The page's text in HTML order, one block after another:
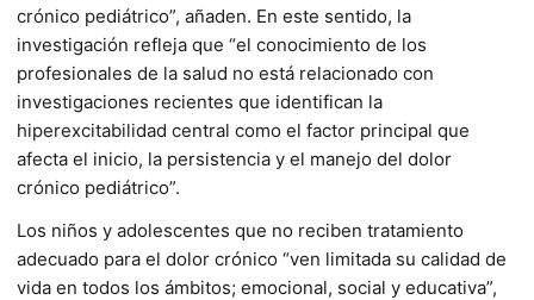
crónico pediátrico”, añaden. En este sentido, la
investigación refleja que “el conocimiento de los
profesionales de la salud no está relacionado con
investigaciones recientes que identifican la
hiperexcitabilidad central como el factor principal que
afecta el inicio, la persistencia y el manejo del dolor
crónico pediátrico”.
Los niños y adolescentes que no reciben tratamiento
adecuado para el dolor crónico “ven limitada su calidad de
vida en todos los ámbitos; emocional, social y educativa”,